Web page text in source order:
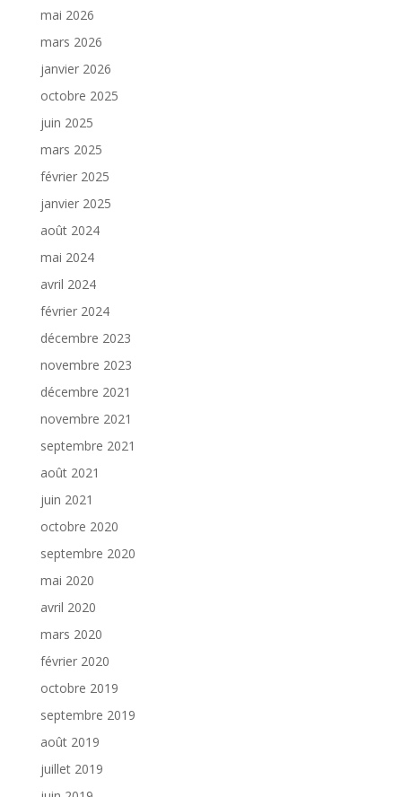
mai 2026
mars 2026
janvier 2026
octobre 2025
juin 2025
mars 2025
février 2025
janvier 2025
août 2024
mai 2024
avril 2024
février 2024
décembre 2023
novembre 2023
décembre 2021
novembre 2021
septembre 2021
août 2021
juin 2021
octobre 2020
septembre 2020
mai 2020
avril 2020
mars 2020
février 2020
octobre 2019
septembre 2019
août 2019
juillet 2019